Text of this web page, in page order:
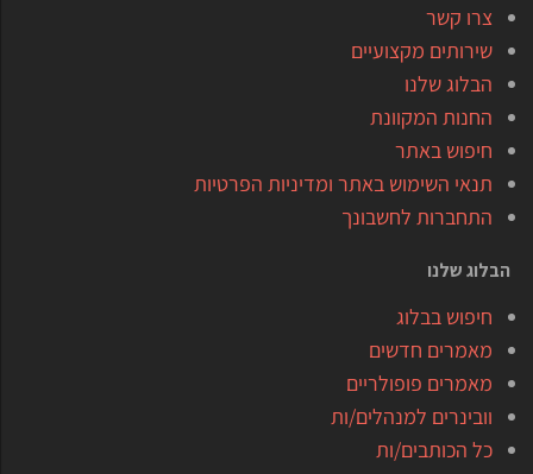
צרו קשר
שירותים מקצועיים
הבלוג שלנו
החנות המקוונת
חיפוש באתר
תנאי השימוש באתר ומדיניות הפרטיות
התחברות לחשבונך
הבלוג שלנו
חיפוש בבלוג
מאמרים חדשים
מאמרים פופולריים
וובינרים למנהלים/ות
כל הכותבים/ות